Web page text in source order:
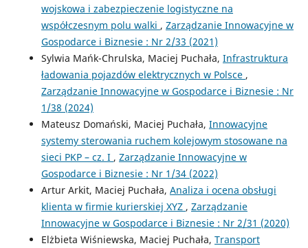
wojskowa i zabezpieczenie logistyczne na
współczesnym polu walki , Zarządzanie Innowacyjne w
Gospodarce i Biznesie : Nr 2/33 (2021)
Sylwia Mańk-Chrulska, Maciej Puchała, Infrastruktura
ładowania pojazdów elektrycznych w Polsce ,
Zarządzanie Innowacyjne w Gospodarce i Biznesie : Nr
1/38 (2024)
Mateusz Domański, Maciej Puchała, Innowacyjne
systemy sterowania ruchem kolejowym stosowane na
sieci PKP – cz. I , Zarządzanie Innowacyjne w
Gospodarce i Biznesie : Nr 1/34 (2022)
Artur Arkit, Maciej Puchała, Analiza i ocena obsługi
klienta w firmie kurierskiej XYZ , Zarządzanie
Innowacyjne w Gospodarce i Biznesie : Nr 2/31 (2020)
Elżbieta Wiśniewska, Maciej Puchała, Transport